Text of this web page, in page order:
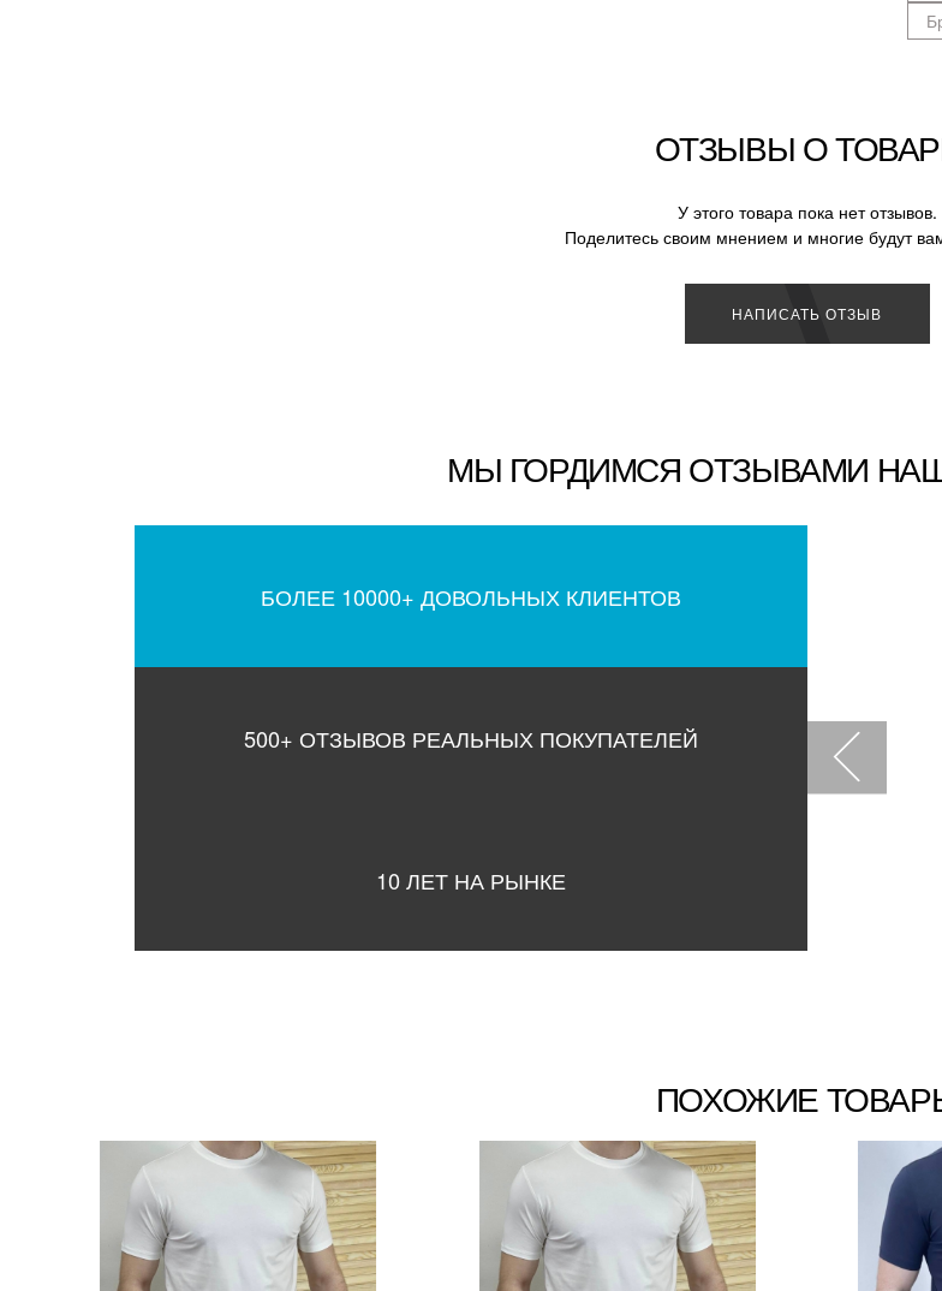
ОТЗЫВЫ О
У этого товара пока нет отзывов.
Поделитесь своим мнением и многие будут
НАПИСАТЬ ОТЗЫВ
МЫ ГОРДИМСЯ ОТЗЫВАМИ
БОЛЕЕ 10000+ ДОВОЛЬНЫХ КЛИЕНТОВ
500+ ОТЗЫВОВ РЕАЛЬНЫХ ПОКУПАТЕЛЕЙ
10 ЛЕТ НА РЫНКЕ
ПОХОЖИЕ